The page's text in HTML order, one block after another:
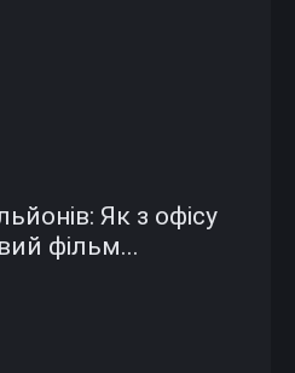
Як з офісу
фільм...